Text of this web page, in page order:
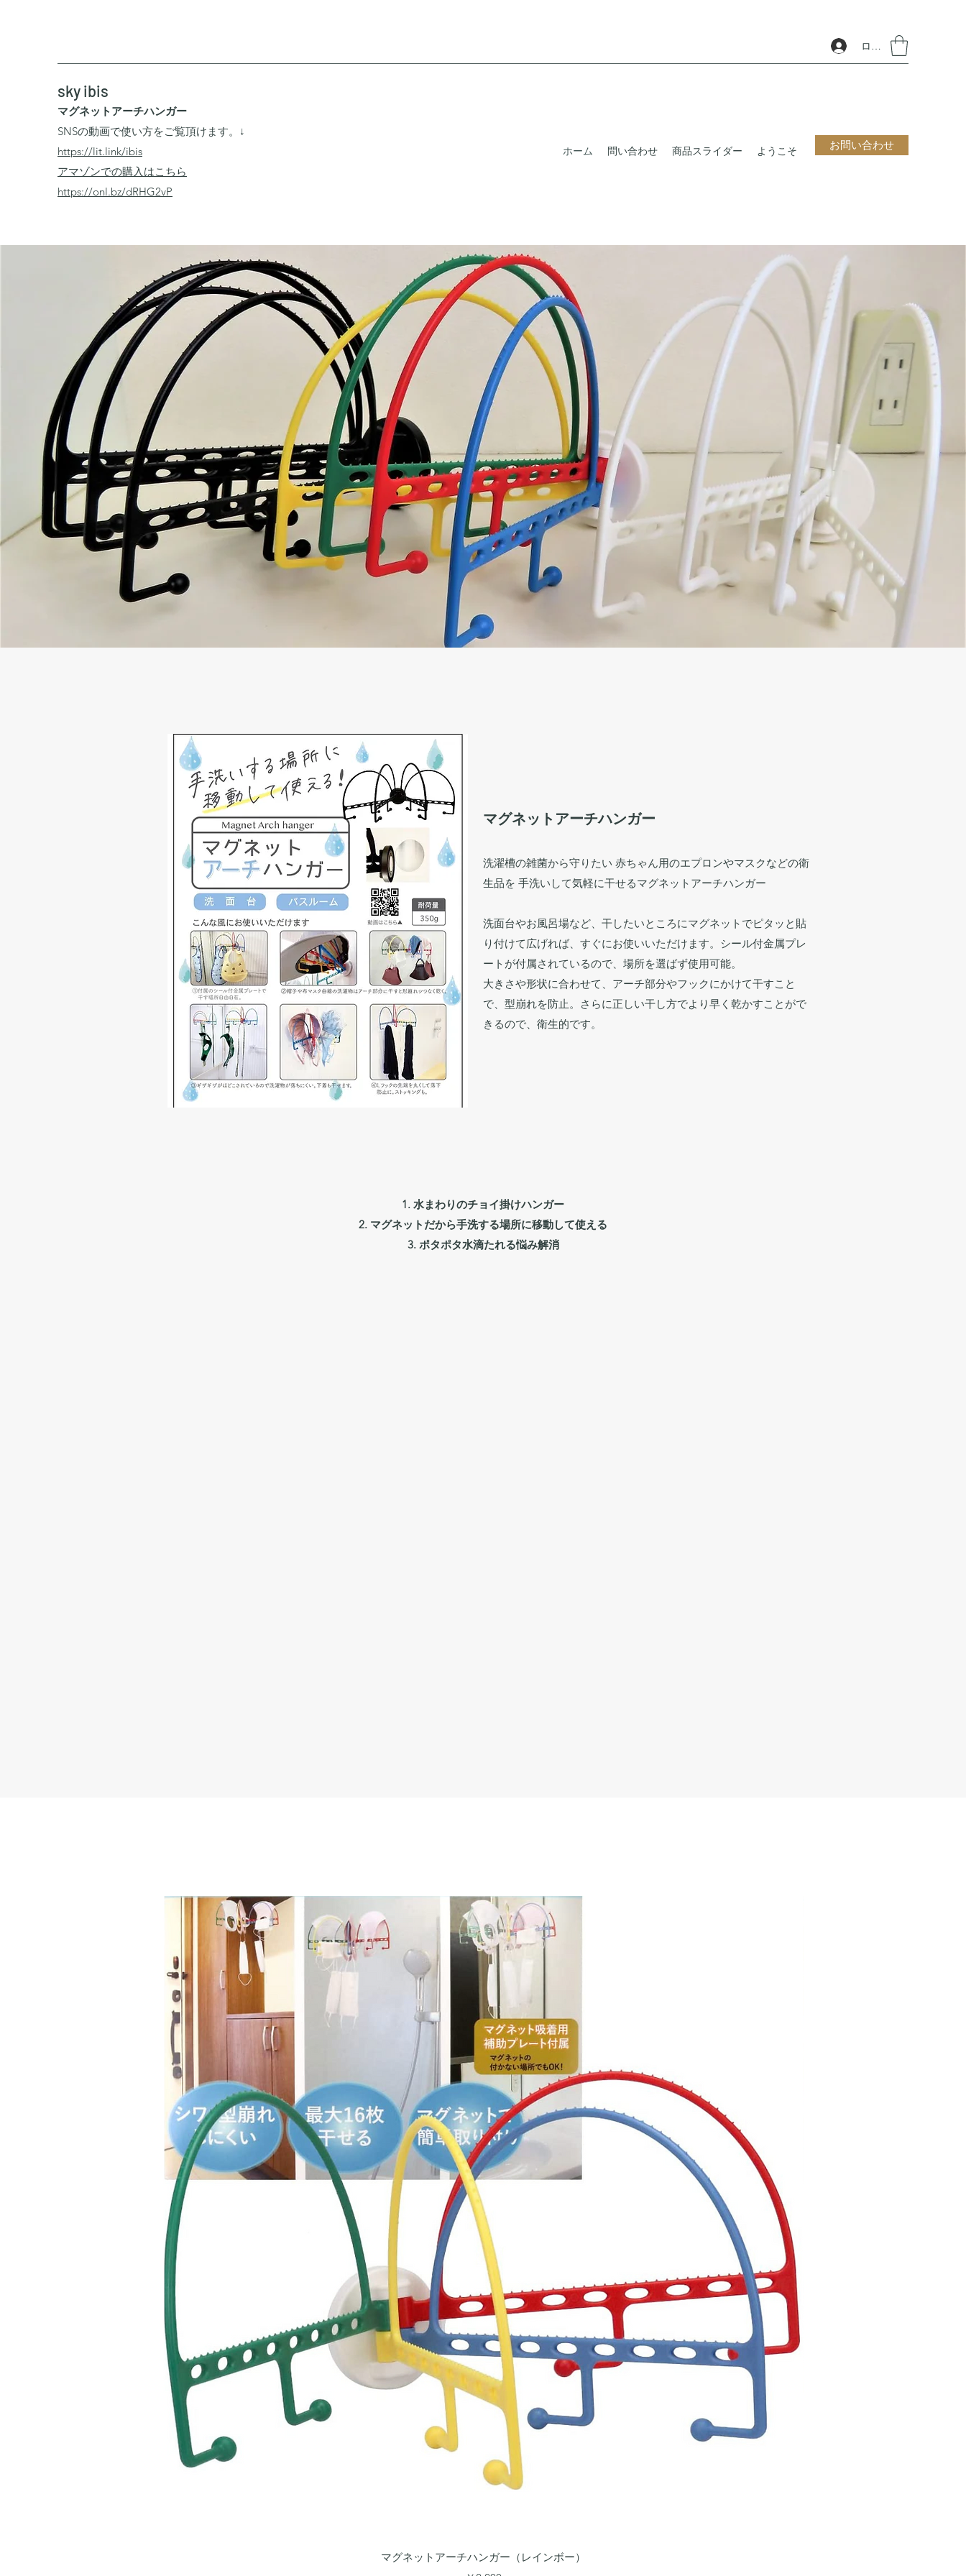
ログイン
sky ibis
マグネットアーチハンガー
SNSの動画で使い方をご覧頂けます。↓
https://lit.link/ibis
​アマゾンでの購入はこちら
https://onl.bz/dRHG2vP
ホーム 問い合わせ 商品スライダー ようこそ お問い合わせ
マグネットアーチハンガー
洗濯槽の雑菌から守りたい 赤ちゃん用のエプロンやマスクなどの衛
生品を 手洗いして気軽に干せるマグネットアーチハンガー
洗面台やお風呂場など、干したいところにマグネットでピタッと貼
り付けて広げれば、すぐにお使いいただけます。シール付金属プレ
ートが付属されているので、場所を選ばず使用可能。
大きさや形状に合わせて、アーチ部分やフックにかけて干すこと
で、型崩れを防止。さらに正しい干し方でより早く乾かすことがで
きるので、衛生的です。
水まわりのチョイ掛けハンガー
マグネットだから手洗する場所に移動して使える
​ポタポタ水滴たれる悩み解消
クイックビュー
マグネットアーチハンガー（レインボー）